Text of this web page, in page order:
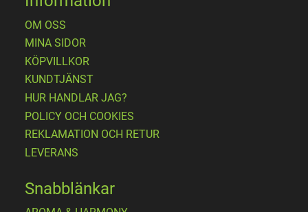
OM OSS
MINA SIDOR
KÖPVILLKOR
KUNDTJÄNST
HUR HANDLAR JAG?
POLICY OCH COOKIES
REKLAMATION OCH RETUR
LEVERANS
Snabblänkar